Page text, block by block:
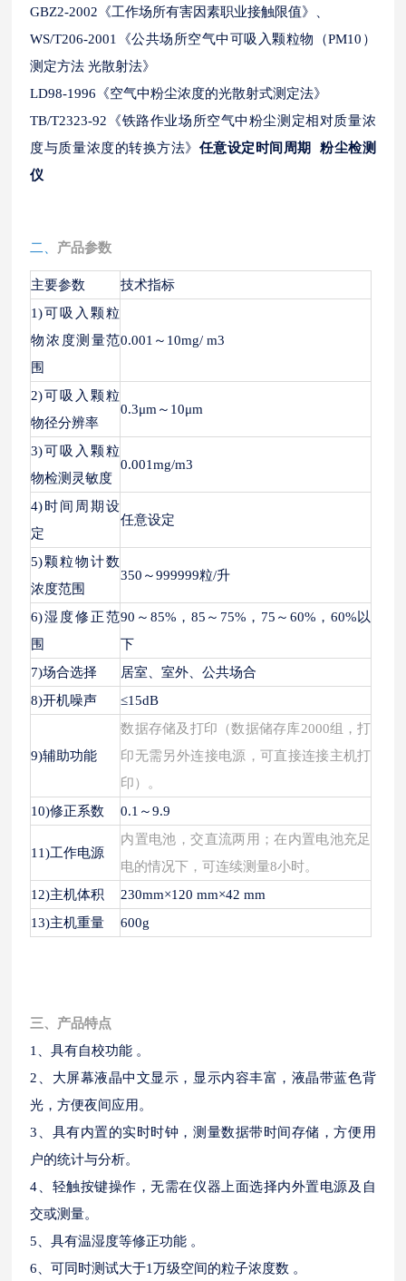
GBZ2-2002《工作场所有害因素职业接触限值》、
WS/T206-2001《公共场所空气中可吸入颗粒物（PM10）
测定方法 光散射法》
LD98-1996《空气中粉尘浓度的光散射式测定法》
TB/T2323-92《铁路作业场所空气中粉尘测定相对质量浓
度与质量浓度的转换方法》 任意设定时间周期 粉尘检测
仪
二、 产品参数
主要参数
技术指标
1)可吸入颗粒
物浓度测量范
围
0.001～10mg/ m3
2)可吸入颗粒
物径分辨率
0.3μm～10μm
3)可吸入颗粒
物检测灵敏度
0.001mg/m3
4)时间周期设
定
任意设定
5)颗粒物计数
浓度范围
350～999999粒/升
6)湿度修正范
围
90～85%，85～75%，75～60%，60%以
下
7)场合选择
居室、室外、公共场合
8)开机噪声
≤15dB
9)辅助功能
数据存储及打印（数据储存库2000组，打
印无需另外连接电源，可直接连接主机打
印）。
10)修正系数
0.1～9.9
11)工作电源
内置电池，交直流两用；在内置电池充足
电的情况下，可连续测量8小时。
12)主机体积
230mm×120 mm×42 mm
13)主机重量
600g
三、产品特点
1、具有自校功能 。
2、大屏幕液晶中文显示，显示内容丰富，液晶带蓝色背
光，方便夜间应用。
3、具有内置的实时时钟，测量数据带时间存储，方便用
户的统计与分析。
4、轻触按键操作，无需在仪器上面选择内外置电源及自
交或测量。
5、具有温湿度等修正功能 。
6、可同时测试大于1万级空间的粒子浓度数 。